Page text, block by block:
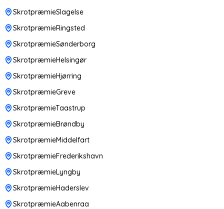
SkrotpræmieSlagelse
SkrotpræmieRingsted
SkrotpræmieSønderborg
SkrotpræmieHelsingør
SkrotpræmieHjørring
SkrotpræmieGreve
SkrotpræmieTaastrup
SkrotpræmieBrøndby
SkrotpræmieMiddelfart
SkrotpræmieFrederikshavn
SkrotpræmieLyngby
SkrotpræmieHaderslev
SkrotpræmieAabenraa